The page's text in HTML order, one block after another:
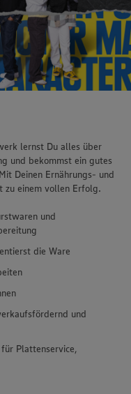
lernst Du alles über
und bekommst ein gutes
Deinen Ernährungs- und
zu einem vollen Erfolg.
und
die Ware
und
Plattenservice,